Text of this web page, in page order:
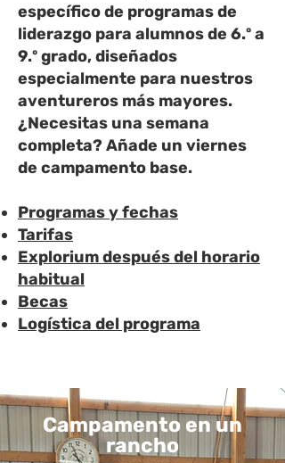
específico de programas de
liderazgo para alumnos de 6.º a
9.º grado, diseñados
especialmente para nuestros
aventureros más mayores.
¿Necesitas una semana
completa? Añade un viernes
de campamento base.
Programas y fechas
Tarifas
Explorium después del horario
habitual
Becas
Logística del programa
Campamento en un
rancho